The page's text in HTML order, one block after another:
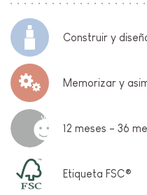
Construir y
Memorizar y
12 meses - 36
Etiqueta FSC®